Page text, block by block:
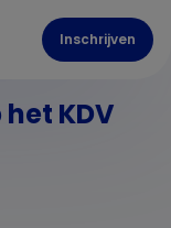
Inschrijven
KDV